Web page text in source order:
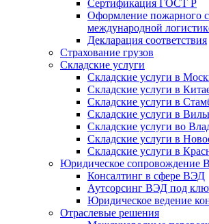
Сертификация ГОСТ Р
Оформление пожарного
международной
Декларация соответствия
Страхование грузов
Складские услуги
Складские услуги в
Складские услуги в
Складские услуги в
Складские услуги в
Складские услуги во
Складские услуги в
Складские услуги в
Юридическое сопровождение
Консалтинг в сфере ВЭД
Аутсорсинг ВЭД под
Юридическое ведение
Отраслевые решения